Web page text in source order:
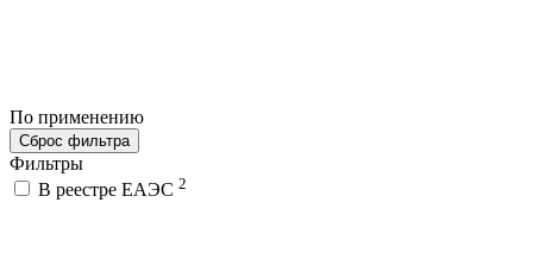
По применению
Сброс фильтра
Фильтры
В реестре ЕАЭС 2